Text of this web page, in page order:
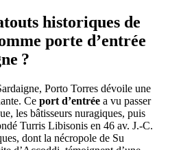
historiques de
porte d’entrée
?
Porto Torres dévoile une
Ce port d’entrée a vu passer
les bâtisseurs nuragiques, puis
Turris Libisonis en 46 av. J.-C.
dont la nécropole de Su